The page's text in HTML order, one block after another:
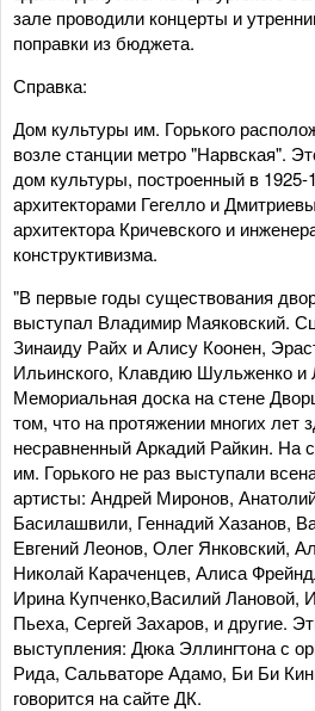
зале проводили концерты и
поправки из бюджета.
Справка:
Дом культуры им. Горького
возле станции метро "Нарвская".
дом культуры, построенный в 1925-
архитекторами Гегелло и
архитектора Кричевского и
конструктивизма.
"В первые годы существования
выступал Владимир Маяковский.
Зинаиду Райх и Алису Коонен,
Ильинского, Клавдию Шульженко и
Мемориальная доска на стене
том, что на протяжении многих лет
несравненный Аркадий Райкин. На
им. Горького не раз выступали
артисты: Андрей Миронов,
Басилашвили, Геннадий Хазанов,
Евгений Леонов, Олег Янковский,
Николай Караченцев, Алиса
Ирина Купченко,Василий Лановой,
Пьеха, Сергей Захаров, и другие.
выступления: Дюка Эллингтона с
Рида, Сальваторе Адамо, Би Би
говорится на сайте ДК.